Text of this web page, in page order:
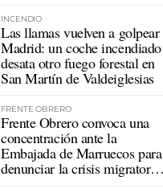
INCENDIO
Las llamas vuelven a golpear
Madrid: un coche incendiado
desata otro fuego forestal en
San Martín de Valdeiglesias
FRENTE OBRERO
Frente Obrero convoca una
concentración ante la
Embajada de Marruecos para
denunciar la crisis migratoria